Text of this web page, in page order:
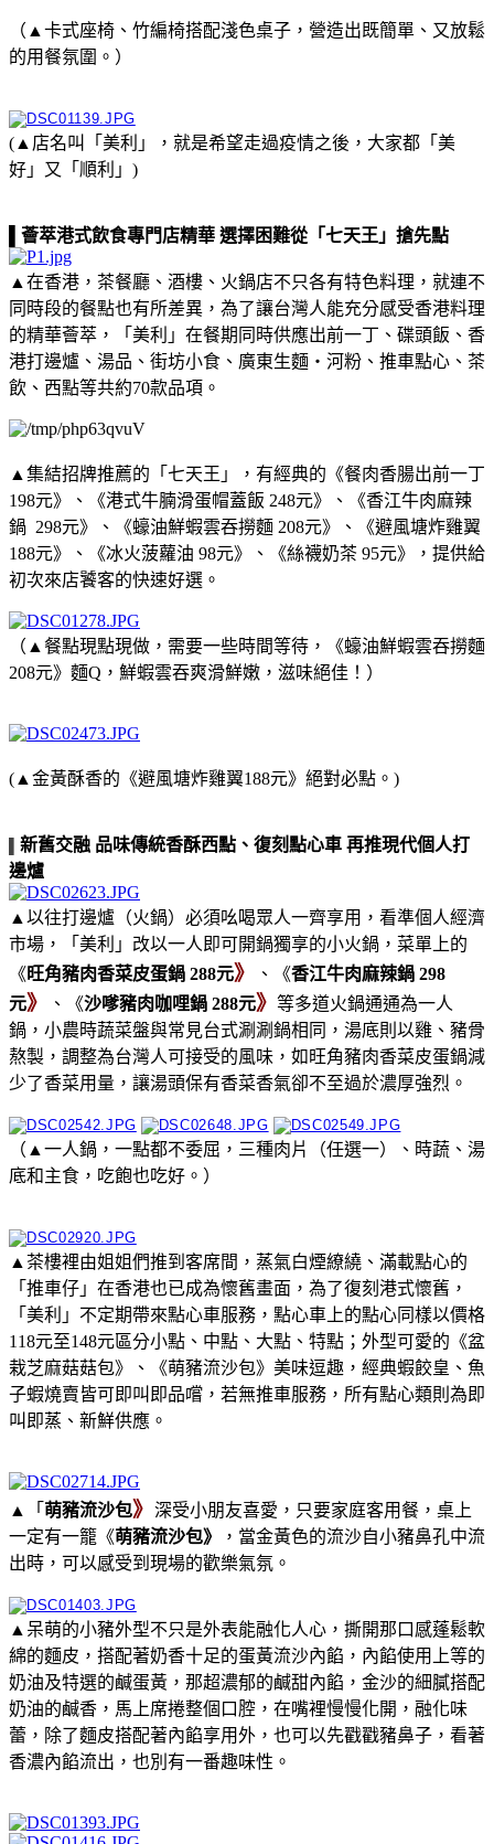
（▲卡式座椅、竹編椅搭配淺色桌子，營造出既簡單、又放鬆
的用餐氛圍。）
(▲店名叫「美利」，就是希望走過疫情之後，大家都「美
好」又「順利」)
▌薈萃港式飲食專門店精華 選擇困難從「七天王」搶先點
▲在香港，茶餐廳、酒樓、火鍋店不只各有特色料理，就連不
同時段的餐點也有所差異，為了讓台灣人能充分感受香港料理
的精華薈萃，「美利」在餐期同時供應出前一丁、碟頭飯、香
港打邊爐、湯品、街坊小食、廣東生麵・河粉、推車點心、茶
飲、西點等共約70款品項。
▲集結招牌推薦的「七天王」，有經典的《餐肉香腸出前一丁
198元》、《港式牛腩滑蛋帽蓋飯 248元》、《香江牛肉麻辣
鍋 298元》、《蠔油鮮蝦雲吞撈麵 208元》、《避風塘炸雞翼
188元》、《冰火菠蘿油 98元》、《絲襪奶茶 95元》，提供給
初次來店饕客的快速好選。
（▲餐點現點現做，需要一些時間等待，《蠔油鮮蝦雲吞撈麵
208元》麵Q，鮮蝦雲吞爽滑鮮嫩，滋味絕佳！）
(▲金黃酥香的《避風塘炸雞翼188元》絕對必點。)
新舊交融 品味傳統香酥西點、復刻點心車 再推現代個人打
邊爐
▲以往打邊爐（火鍋）必須吆喝眾人一齊享用，看準個人經濟
市場，「美利」改以一人即可開鍋獨享的小火鍋，菜單上的
《 旺角豬肉香菜皮蛋鍋 288元》 、《香江牛肉麻辣鍋 298
元》 、《沙嗲豬肉咖哩鍋 288元》等多道火鍋通通為一人
鍋，小農時蔬菜盤與常見台式涮涮鍋相同，湯底則以雞、豬骨
熬製，調整為台灣人可接受的風味，如旺角豬肉香菜皮蛋鍋減
少了香菜用量，讓湯頭保有香菜香氣卻不至過於濃厚強烈。
（▲一人鍋，一點都不委屈，三種肉片（任選一）、時蔬、湯
底和主食，吃飽也吃好。）
▲茶樓裡由姐姐們推到客席間，蒸氣白煙繚繞、滿載點心的
「推車仔」在香港也已成為懷舊畫面，為了復刻港式懷舊，
「美利」不定期帶來點心車服務，點心車上的點心同樣以價格
118元至148元區分小點、中點、大點、特點；外型可愛的《盆
栽芝麻菇菇包》、《萌豬流沙包》美味逗趣，經典蝦餃皇、魚
子蝦燒賣皆可即叫即品嚐，若無推車服務，所有點心類則為即
叫即蒸、新鮮供應。
▲「 萌豬流沙包》 深受小朋友喜愛，只要家庭客用餐，桌上
一定有一籠《萌豬流沙包》
，當金黃色的流沙自小豬鼻孔中流
出時，可以感受到現場的歡樂氣氛。
▲呆萌的小豬外型不只是外表能融化人心，撕開那口感蓬鬆軟
綿的麵皮，搭配著奶香十足的蛋黃流沙內餡，內餡使用上等的
奶油及特選的鹹蛋黃，那超濃郁的鹹甜內餡，金沙的細膩搭配
奶油的鹹香，馬上席捲整個口腔，在嘴裡慢慢化開，融化味
蕾，除了麵皮搭配著內餡享用外，也可以先戳戳豬鼻子，看著
香濃內餡流出，也別有一番趣味性。